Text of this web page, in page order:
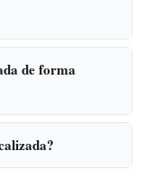
de forma